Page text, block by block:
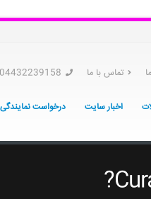
تماس با ما 04432239158
اخبار سایت درخواست نمایندگی